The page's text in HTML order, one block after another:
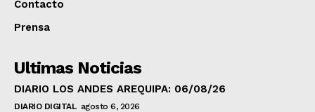
Contacto
Prensa
Ultimas Noticias
DIARIO LOS ANDES AREQUIPA: 06/08/26
DIARIO DIGITAL agosto 6, 2026